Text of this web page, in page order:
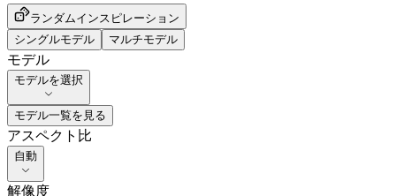
ランダムインスピレーション
シングルモデル
マルチモデル
モデル
モデルを選択
モデル一覧を見る
アスペクト比
自動
解像度